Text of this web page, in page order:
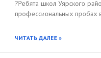
?Ребята школ Уярского
профессиональных пробах
ЧИТАТЬ ДАЛЕЕ »